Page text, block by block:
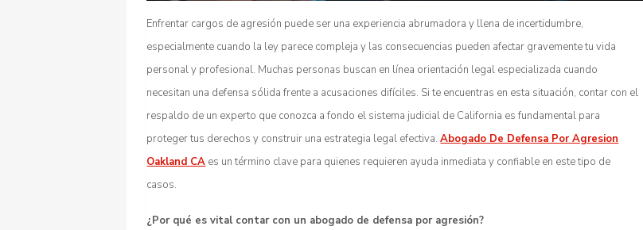
Enfrentar cargos de agresión puede ser una experiencia abrumadora y llena de incertidumbre,
especialmente cuando la ley parece compleja y las consecuencias pueden afectar gravemente tu vida
personal y profesional. Muchas personas buscan en línea orientación legal especializada cuando
necesitan una defensa sólida frente a acusaciones difíciles. Si te encuentras en esta situación, contar con el
respaldo de un experto que conozca a fondo el sistema judicial de California es fundamental para
proteger tus derechos y construir una estrategia legal efectiva.Abogado De Defensa Por Agresion
Oakland CA es un término clave para quienes requieren ayuda inmediata y confiable en este tipo de
casos.
¿Por qué es vital contar con un abogado de defensa por agresión?